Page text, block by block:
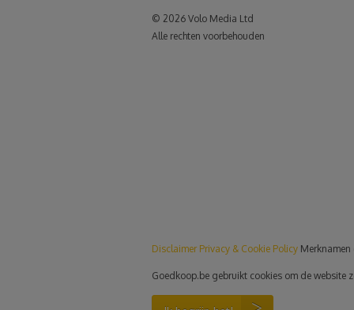
© 2026 Volo Media Ltd
Alle rechten voorbehouden
Disclaimer Privacy & Cookie Policy
Goedkoop.be gebruikt cookies om de website